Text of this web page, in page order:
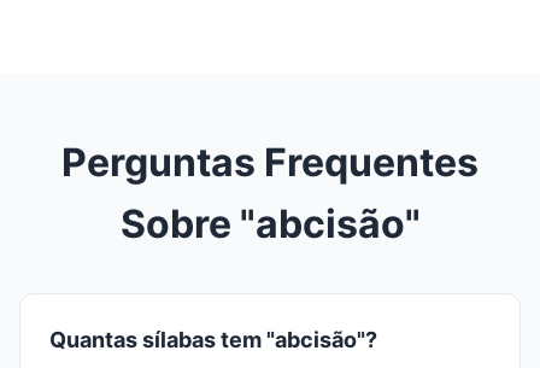
Perguntas Frequentes
Sobre "abcisão"
Quantas sílabas tem "abcisão"?